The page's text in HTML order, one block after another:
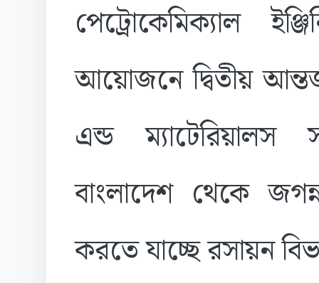
পেট্রোকেমিক্যাল
আয়োজনে দ্বিতীয়
এন্ড ম্যাটেরিয়ালস
বাংলাদেশ থেকে
করতে যাচ্ছে রসায়ন